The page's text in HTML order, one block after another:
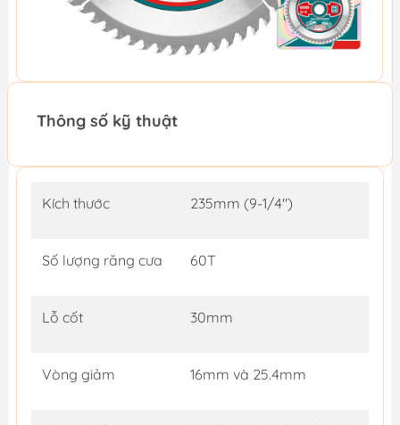
Thông số kỹ thuật
Kích thước 235mm (9-1/4")
Số lượng răng cưa 60T
Lỗ cốt 30mm
Vòng giảm 16mm và 25.4mm